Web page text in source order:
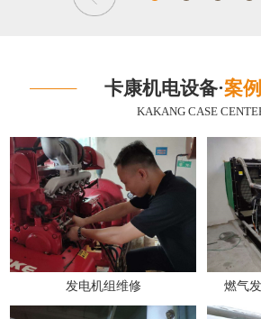
卡康机电设备·案
KAKANG CASE
发电机组维修 燃气